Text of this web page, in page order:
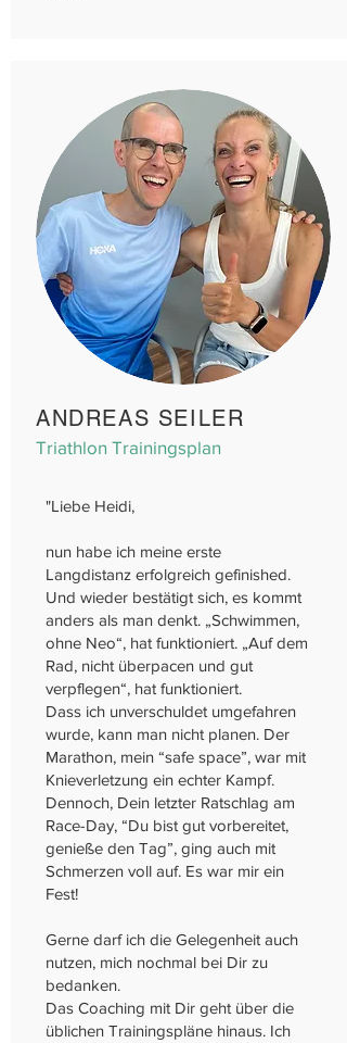
ANDREAS SEILER
Triathlon Trainingsplan
"Liebe Heidi,
nun habe ich meine erste
Langdistanz erfolgreich gefinished.
Und wieder bestätigt sich, es kommt
anders als man denkt. „Schwimmen,
ohne Neo“, hat funktioniert. „Auf dem
Rad, nicht überpacen und gut
verpflegen“, hat funktioniert.
Dass ich unverschuldet umgefahren
wurde, kann man nicht planen. Der
Marathon, mein “safe space”, war mit
Knieverletzung ein echter Kampf.
Dennoch, Dein letzter Ratschlag am
Race-Day, “Du bist gut vorbereitet,
genieße den Tag”, ging auch mit
Schmerzen voll auf. Es war mir ein
Fest!
Gerne darf ich die Gelegenheit auch
nutzen, mich nochmal bei Dir zu
bedanken.
Das Coaching mit Dir geht über die
üblichen Trainingspläne hinaus. Ich